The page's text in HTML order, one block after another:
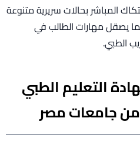
المباشر بحالات سريرية متنوعة
يصقل مهارات الطالب في
الطبي.
التعليم الطبي
جامعات مصر